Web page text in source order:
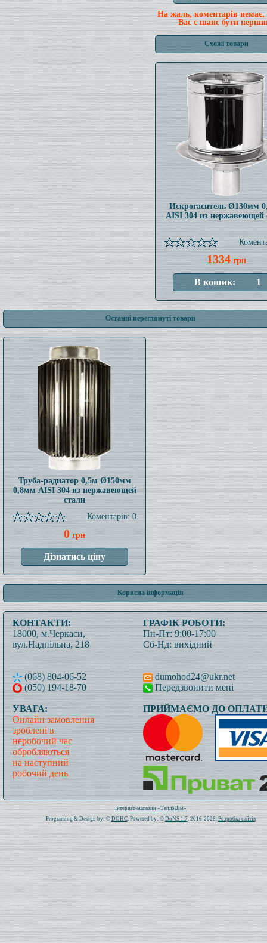
На жаль, коментарів немає,
Вас є шанс бути
Схожі товари
Искрогаситель Ø130мм
AISI 304 из нержавеющей
1334 грн
Останні переглянуті товари
Труба-радиатор 0,5м Ø150мм
0,8мм AISI 304 из нержавеющей
стали
Коментарів: 0
0 грн
Корисна інформація
КОНТАКТИ:
18000, м.Черкаси,
вул.Надпільна, 218
(068) 804-06-52
(050) 194-18-70
ГРАФІК РОБОТИ:
Пн-Пт: 9:00-17:00
Сб-Нд: вихідний
dumohod24@ukr.net
Передзвонити мені
УВАГА:
Онлайн замовлення
зроблені в
неробочий час
обробляються
на наступний
робочий день
ПРИЙМАЄМО ДО
Всього: 1021349 Сьогодні: 459
Інтернет-магазин «ТеплоДім»
Programing & Design by: © DOHC. Powered by: © DoNS 1.7. 2016-2026. Розробка сайтів